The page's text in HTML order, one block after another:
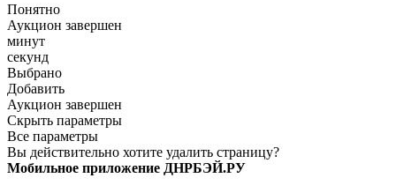
Понятно
Аукцион завершен
минут
секунд
Выбрано
Добавить
Аукцион завершен
Скрыть параметры
Все параметры
Вы действительно хотите удалить страницу?
Мобильное приложение ДНРБЭЙ.РУ